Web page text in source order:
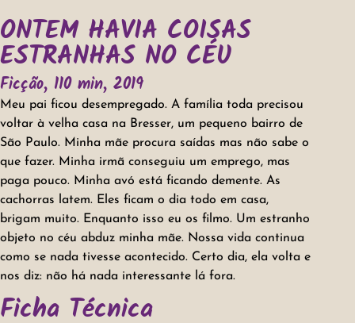
ONTEM HAVIA COISAS
ESTRANHAS NO CÉU
Ficção, 110 min, 2019
Meu pai ficou desempregado. A família toda precisou
voltar à velha casa na Bresser, um pequeno bairro de
São Paulo. Minha mãe procura saídas mas não sabe o
que fazer. Minha irmã conseguiu um emprego, mas
paga pouco. Minha avó está ficando demente. As
cachorras latem. Eles ficam o dia todo em casa,
brigam muito. Enquanto isso eu os filmo. Um estranho
objeto no céu abduz minha mãe. Nossa vida continua
como se nada tivesse acontecido. Certo dia, ela volta e
nos diz: não há nada interessante lá fora.
Ficha Técnica